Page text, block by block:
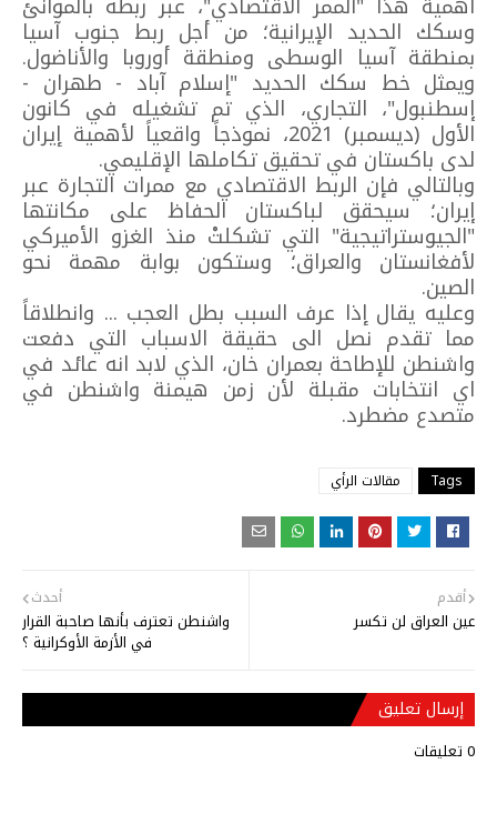
وسكك الحديد الإيرانية؛ من أجل ربط جنوب آسيا
بمنطقة آسيا الوسطى ومنطقة أوروبا والأناضول.
ويمثل خط سكك الحديد "إسلام آباد - طهران -
إسطنبول"، التجاري، الذي تم تشغيله في كانون
الأول (ديسمبر) 2021، نموذجاً واقعياً لأهمية إيران
لدى باكستان في تحقيق تكاملها الإقليمي.
وبالتالي فإن الربط الاقتصادي مع ممرات التجارة عبر
إيران؛ سيحقق لباكستان الحفاظ على مكانتها
"الجيوستراتيجية" التي تشكلتْ منذ الغزو الأميركي
لأفغانستان والعراق؛ وستكون بوابة مهمة نحو
الصين.
وعليه يقال إذا عرف السبب بطل العجب ... وانطلاقاً
مما تقدم نصل الى حقيقة الاسباب التي دفعت
واشنطن للإطاحة بعمران خان، الذي لابد انه عائد في
اي انتخابات مقبلة لأن زمن هيمنة واشنطن في
متصدع مضطرد.
Tags مقالات الرأي
أحدث
واشنطن تعترف بأنها صاحبة القرار
في الأزمة الأوكرانية ؟
أقدم
عين العراق لن تكسر
إرسال تعليق
0 تعليقات